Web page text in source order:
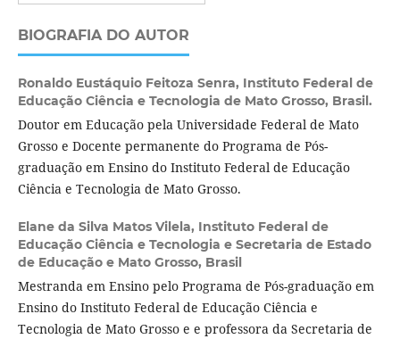
BIOGRAFIA DO AUTOR
Ronaldo Eustáquio Feitoza Senra, Instituto Federal de
Educação Ciência e Tecnologia de Mato Grosso, Brasil.
Doutor em Educação pela Universidade Federal de Mato
Grosso e Docente permanente do Programa de Pós-
graduação em Ensino do Instituto Federal de Educação
Ciência e Tecnologia de Mato Grosso.
Elane da Silva Matos Vilela, Instituto Federal de
Educação Ciência e Tecnologia e Secretaria de Estado
de Educação e Mato Grosso, Brasil
Mestranda em Ensino pelo Programa de Pós-graduação em
Ensino do Instituto Federal de Educação Ciência e
Tecnologia de Mato Grosso e e professora da Secretaria de